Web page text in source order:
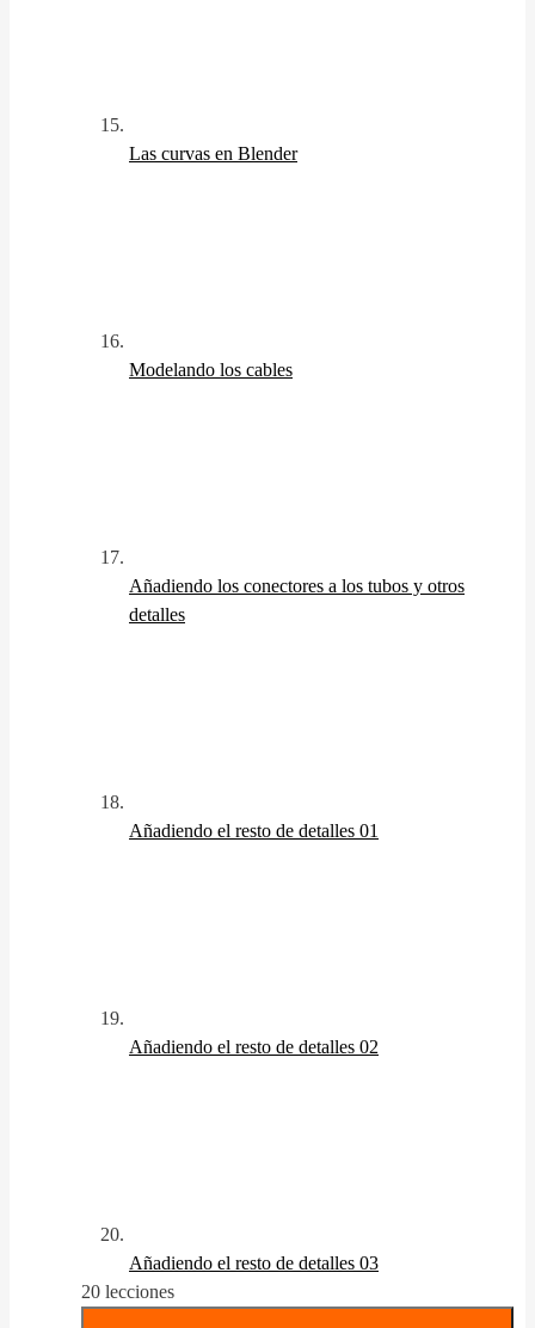
Las curvas en Blender
Modelando los cables
Añadiendo los conectores a los tubos y otros
detalles
Añadiendo el resto de detalles 01
Añadiendo el resto de detalles 02
Añadiendo el resto de detalles 03
20 lecciones